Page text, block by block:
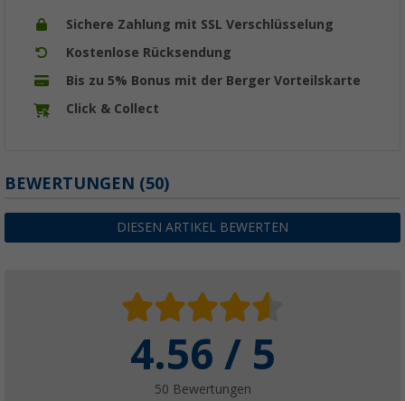
Sichere Zahlung mit SSL Verschlüsselung
Kostenlose Rücksendung
Bis zu 5% Bonus mit der Berger Vorteilskarte
Click & Collect
BEWERTUNGEN (50)
DIESEN ARTIKEL BEWERTEN
4.56 / 5
50 Bewertungen